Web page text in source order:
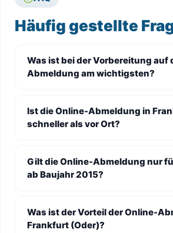
Häufig gestellte
Was ist bei der Vorbereitung auf
Abmeldung am wichtigsten?
Ist die Online-Abmeldung in
schneller als vor Ort?
Gilt die Online-Abmeldung nur
ab Baujahr 2015?
Was ist der Vorteil der Online-
Frankfurt (Oder)?